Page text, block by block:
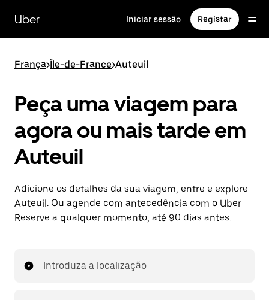
para
conteúdo
Uber Iniciar sessão Registar
França>Île-de-France>Auteuil
Peça uma viagem para
agora ou mais tarde em
Auteuil
Adicione os detalhes da sua viagem, entre e explore
Auteuil. Ou agende com antecedência com o Uber
Reserve a qualquer momento, até 90 dias antes.
Introduza a localização